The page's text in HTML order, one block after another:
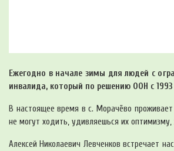
Ежегодно в начале зимы для людей с
инвалида, который по решению ООН с
В настоящее время в с. Морачёво
не могут ходить, удивляешься их
Алексей Николаевич Левченков встречает